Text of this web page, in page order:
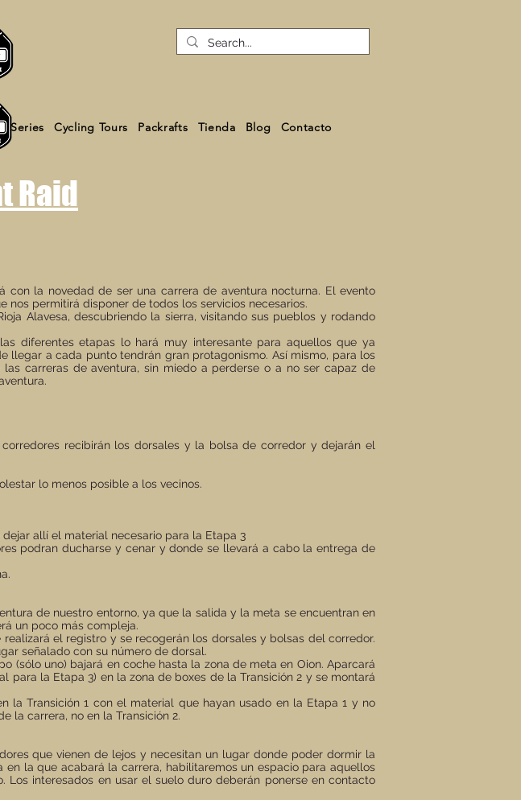
Series Cycling Tours Packrafts Tienda Blog Contacto
Raid
la novedad de ser una carrera de aventura nocturna. El evento
permitirá disponer de todos los servicios necesarios.
Alavesa, descubriendo la sierra, visitando sus pueblos y rodando
diferentes etapas lo hará muy interesante para aquellos que ya
a cada punto tendrán gran protagonismo. Así mismo, para los
carreras de aventura, sin miedo a perderse o a no ser capaz de
recibirán los dorsales y la bolsa de corredor y dejarán el
lo menos posible a los vecinos.
allí el material necesario para la Etapa 3
podran ducharse y cenar y donde se llevará a cabo la entrega de
de nuestro entorno, ya que la salida y la meta se encuentran en
un poco más compleja.
el registro y se recogerán los dorsales y bolsas del corredor.
señalado con su número de dorsal.
(sólo uno) bajará en coche hasta la zona de meta en Oion. Aparcará
la Etapa 3) en la zona de boxes de la Transición 2 y se montará
la Transición 1 con el material que hayan usado en la Etapa 1 y no
la carrera, no en la Transición 2.
que vienen de lejos y necesitan un lugar donde poder dormir la
la que acabará la carrera, habilitaremos un espacio para aquellos
interesados en usar el suelo duro deberán ponerse en contacto